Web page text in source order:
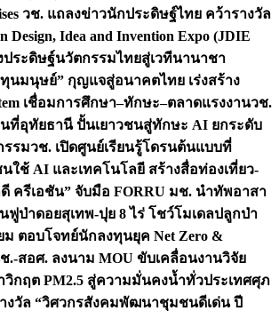
วช. แถลงข่าวนักประดิษฐ์ไทย คว้ารางวัล
Design, Idea and Invention Expo (JDIE
ประดิษฐ์นวัตกรรมไทยสู่เวทีนานาชา
นมนุษย์” กุญแจสู่อนาคตไทย เร่งสร้าง
เชื่อมการศึกษา–ทักษะ–ตลาดแรงงานวช.
นที่อุทัยธานี ปั้นเยาวชนสู่ทักษะ AI ยกระดับ
รรมวช. เปิดศูนย์เรียนรู้โดรนต้นแบบที่
ใช้ AI และเทคโนโลยี สร้างสื่อท่องเที่ยว-
ครีเอชัน” จับมือ FORRU มช. นำทัพอาสา
ฟูป่าดอยสุเทพ-ปุย 8 ไร่ โชว์โมเดลปลูกป่า
ม ตอบโจทย์นักลงทุนยุค Net Zero &
.-สอศ. ลงนาม MOU ขับเคลื่อนงานวิจัย
กฤต PM2.5 สู่ความมั่นคงน้ำทั่วประเทศศุภ
งวัล “วิศวกรสังคมพัฒนาชุมชนดีเด่น ปี